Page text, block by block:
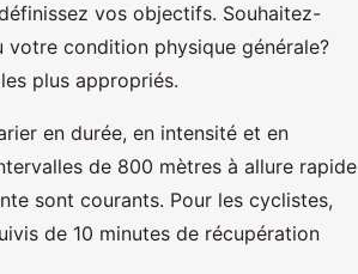
vos objectifs. Souhaitez-
condition physique générale?
plus appropriés.
en durée, en intensité et en
de 800 mètres à allure rapide
sont courants. Pour les cyclistes,
de 10 minutes de récupération